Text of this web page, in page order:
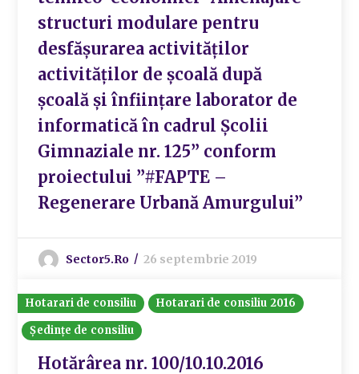
structuri modulare pentru
desfășurarea activităților
activităților de școală după
școală și înființare laborator de
informatică în cadrul Școlii
Gimnaziale nr. 125” conform
proiectului ”#FAPTE –
Regenerare Urbană Amurgului”
Sector5.ro 26 septembrie 2019
Hotarari de consiliu
Hotarari de consiliu 2016
Ședințe de consiliu
Hotărârea nr. 100/10.10.2016